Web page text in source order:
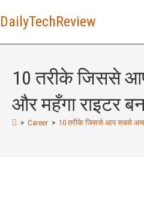
DailyTechReview
10 तरीके जिससे
और महँगा राइटर
> Career > 10 तरीके जिससे आप सबसे